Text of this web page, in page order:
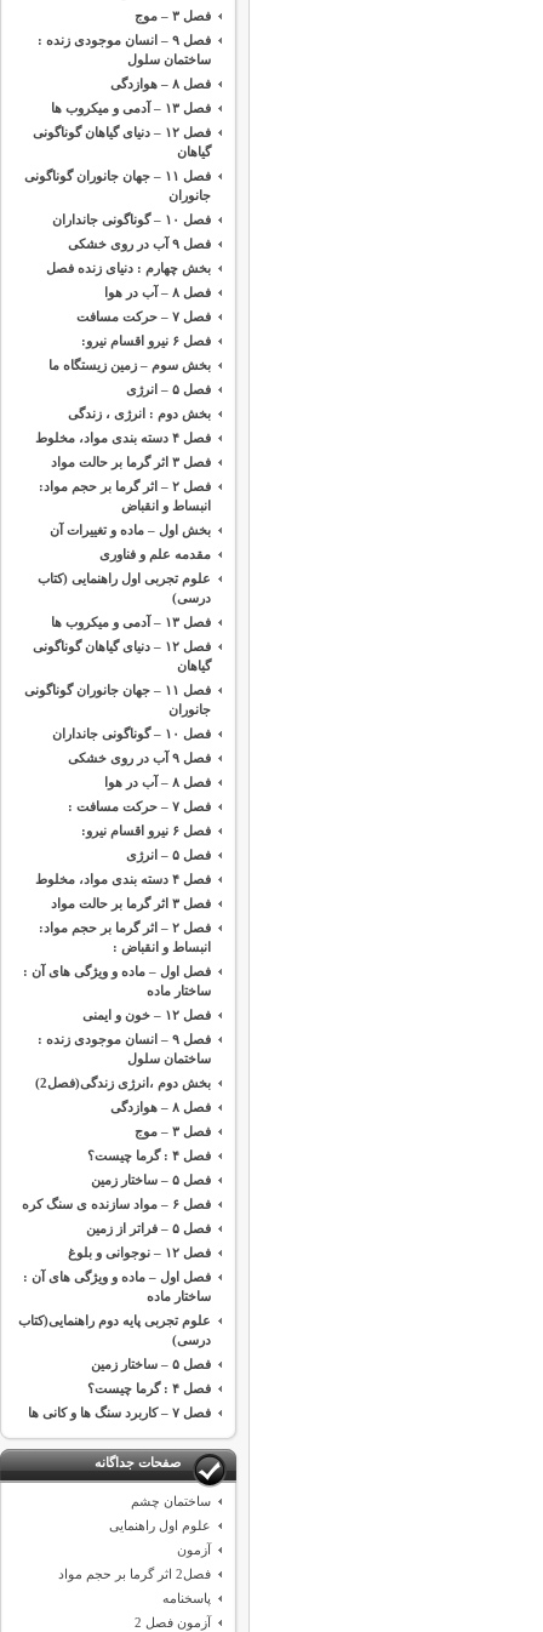
فصل ۳ – موج
فصل ۹ – انسان موجودی زنده :
ساختمان سلول
فصل ۸ – هوازدگی
فصل ۱۳ – آدمی و میکروب ها
فصل ۱۲ – دنیای گیاهان گوناگونی
گیاهان
فصل ۱۱ – جهان جانوران گوناگونی
جانوران
فصل ۱۰ – گوناگونی جانداران
فصل ۹ آب در روی خشکی
بخش چهارم : دنیای زنده فصل
فصل ۸ – آب در هوا
فصل ۷ – حرکت مسافت
فصل ۶ نیرو اقسام نیرو:
بخش سوم – زمین زیستگاه ما
فصل ۵ – انرژی
بخش دوم : انرژی ، زندگی
فصل ۴ دسته بندی مواد، مخلوط
فصل ۳ اثر گرما بر حالت مواد
فصل ۲ – اثر گرما بر حجم مواد:
انبساط و انقباض
بخش اول – ماده و تغییرات آن
مقدمه ‌علم و فناوری
علوم تجربی اول راهنمایی (کتاب
درسی)
فصل ۱۳ – آدمی و میکروب ها
فصل ۱۲ – دنیای گیاهان گوناگونی
گیاهان
فصل ۱۱ – جهان جانوران گوناگونی
جانوران
فصل ۱۰ – گوناگونی جانداران
فصل ۹ آب در روی خشکی
فصل ۸ – آب در هوا
فصل ۷ – حرکت مسافت :
فصل ۶ نیرو اقسام نیرو:
فصل ۵ – انرژی
فصل ۴ دسته بندی مواد، مخلوط
فصل ۳ اثر گرما بر حالت مواد
فصل ۲ – اثر گرما بر حجم مواد:
انبساط و انقباض :
فصل اول – ماده و ویژگی های آن :
ساختار ماده
فصل ۱۲ – خون و ایمنی
فصل ۹ – انسان موجودی زنده :
ساختمان سلول
بخش دوم ،‌انرژی زندگی(فصل2)
فصل ۸ – هوازدگی
فصل ۳ – موج
فصل ۴ : گرما چیست؟
فصل ۵ – ساختار زمین
فصل ۶ – مواد سازنده ی سنگ کره
فصل ۵ – فراتر از زمین
فصل ۱۲ – نوجوانی و بلوغ
فصل اول – ماده و ویژگی های آن :
ساختار ماده
علوم تجربی پایه دوم راهنمایی(کتاب
درسی)
فصل ۵ – ساختار زمین
فصل ۴ : گرما چیست؟
فصل ۷ – کاربرد سنگ ها و کانی ها
صفحات جداگانه
ساختمان چشم
علوم اول راهنمایی
آزمون
فصل2 اثر گرما بر حجم مواد
پاسخنامه
آزمون فصل 2